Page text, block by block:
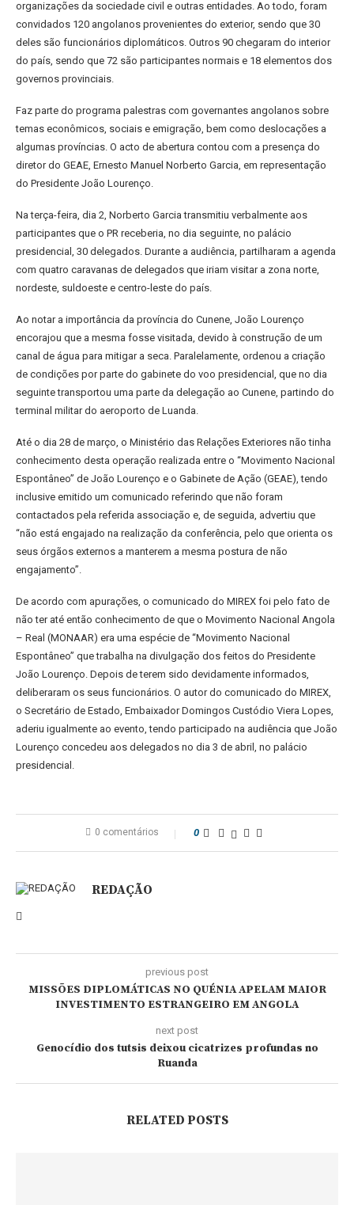
organizações da sociedade civil e outras entidades. Ao todo, foram
convidados 120 angolanos provenientes do exterior, sendo que 30
deles são funcionários diplomáticos. Outros 90 chegaram do interior
do país, sendo que 72 são participantes normais e 18 elementos dos
governos provinciais.
Faz parte do programa palestras com governantes angolanos sobre
temas econômicos, sociais e emigração, bem como deslocações a
algumas províncias. O acto de abertura contou com a presença do
diretor do GEAE, Ernesto Manuel Norberto Garcia, em representação
do Presidente João Lourenço.
Na terça-feira, dia 2, Norberto Garcia transmitiu verbalmente aos
participantes que o PR receberia, no dia seguinte, no palácio
presidencial, 30 delegados. Durante a audiência, partilharam a agenda
com quatro caravanas de delegados que iriam visitar a zona norte,
nordeste, suldoeste e centro-leste do país.
Ao notar a importância da província do Cunene, João Lourenço
encorajou que a mesma fosse visitada, devido à construção de um
canal de água para mitigar a seca. Paralelamente, ordenou a criação
de condições por parte do gabinete do voo presidencial, que no dia
seguinte transportou uma parte da delegação ao Cunene, partindo do
terminal militar do aeroporto de Luanda.
Até o dia 28 de março, o Ministério das Relações Exteriores não tinha
conhecimento desta operação realizada entre o “Movimento Nacional
Espontâneo” de João Lourenço e o Gabinete de Ação (GEAE), tendo
inclusive emitido um comunicado referindo que não foram
contactados pela referida associação e, de seguida, advertiu que
“não está engajado na realização da conferência, pelo que orienta os
seus órgãos externos a manterem a mesma postura de não
engajamento”.
De acordo com apurações, o comunicado do MIREX foi pelo fato de
não ter até então conhecimento de que o Movimento Nacional Angola
– Real (MONAAR) era uma espécie de “Movimento Nacional
Espontâneo” que trabalha na divulgação dos feitos do Presidente
João Lourenço. Depois de terem sido devidamente informados,
deliberaram os seus funcionários. O autor do comunicado do MIREX,
o Secretário de Estado, Embaixador Domingos Custódio Viera Lopes,
aderiu igualmente ao evento, tendo participado na audiência que João
Lourenço concedeu aos delegados no dia 3 de abril, no palácio
presidencial.
0 comentários 0
REDAÇÃO
previous post
MISSÕES DIPLOMÁTICAS NO QUÉNIA APELAM MAIOR
INVESTIMENTO ESTRANGEIRO EM ANGOLA
next post
Genocídio dos tutsis deixou cicatrizes profundas no
Ruanda
RELATED POSTS